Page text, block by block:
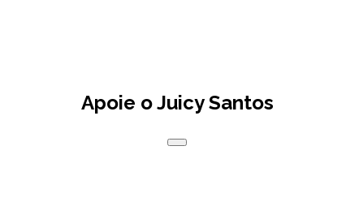
Apoie o Juicy Santos